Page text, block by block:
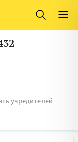
учредителей